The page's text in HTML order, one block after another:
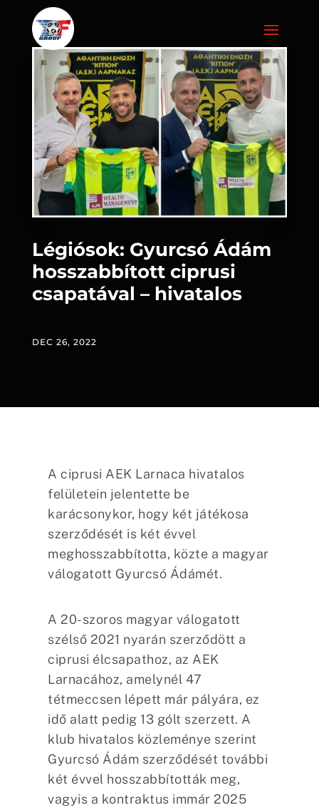
Légiósok: Gyurcsó Ádám
hosszabbított ciprusi
csapatával – hivatalos
DEC 26, 2022
A ciprusi AEK Larnaca hivatalos
felületein jelentette be
karácsonykor, hogy két játékosa
szerződését is két évvel
meghosszabbította, közte a magyar
válogatott Gyurcsó Ádámét.
A 20-szoros magyar válogatott
szélső 2021 nyarán szerződött a
ciprusi élcsapathoz, az AEK
Larnacához, amelynél 47
tétmeccsen lépett már pályára, ez
idő alatt pedig 13 gólt szerzett. A
klub hivatalos közleménye szerint
Gyurcsó Ádám szerződését további
két évvel hosszabbították meg,
vagyis a kontraktus immár 2025